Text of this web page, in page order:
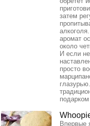
затем
аромат
около
И если
просто
Впервые